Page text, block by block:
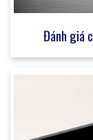
Đánh giá